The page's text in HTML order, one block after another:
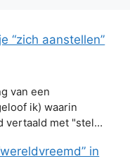
“zich aanstellen”
van een
ik) waarin
vertaald met "stel…
in